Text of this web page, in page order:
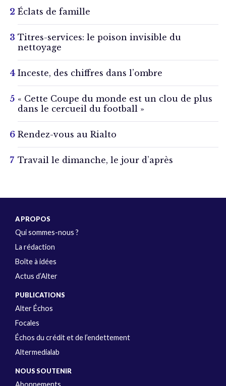
Éclats de famille
Titres-services: le poison invisible du
nettoyage
Inceste, des chiffres dans l’ombre
« Cette Coupe du monde est un clou de plus
dans le cercueil du football »
Rendez-vous au Rialto
Travail le dimanche, le jour d’après
A PROPOS
Qui sommes-nous ?
La rédaction
Boîte à idées
Actus d’Alter
PUBLICATIONS
Alter Échos
Focales
Échos du crédit et de l’endettement
Altermedialab
NOUS SOUTENIR
Abonnements